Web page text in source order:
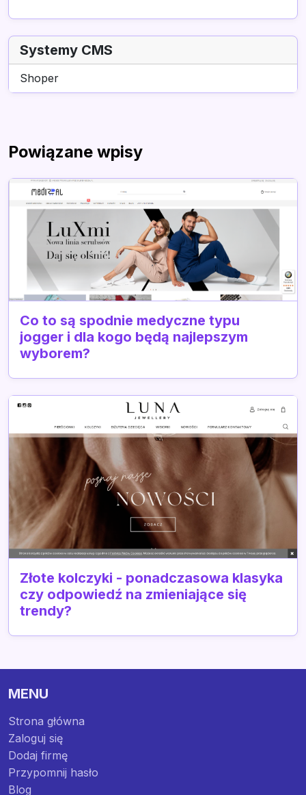
Systemy CMS
Shoper
Powiązane wpisy
Co to są spodnie medyczne typu
jogger i dla kogo będą najlepszym
wyborem?
Złote kolczyki - ponadczasowa klasyka
czy odpowiedź na zmieniające się
trendy?
MENU
Strona główna
Zaloguj się
Dodaj firmę
Przypomnij hasło
Blog